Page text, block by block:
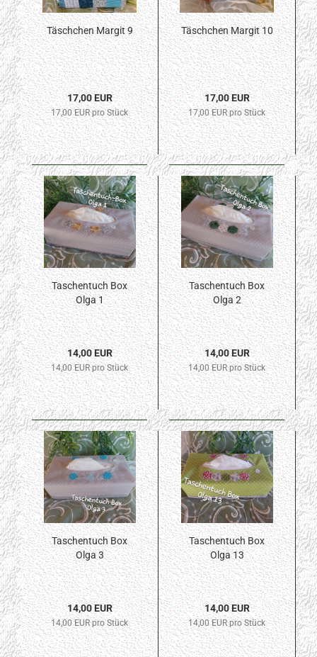
Täschchen Margit 9
17,00 EUR
17,00 EUR pro Stück
Täschchen Margit 10
17,00 EUR
17,00 EUR pro Stück
Taschentuch Box
Olga 1
14,00 EUR
14,00 EUR pro Stück
Taschentuch Box
Olga 2
14,00 EUR
14,00 EUR pro Stück
Taschentuch Box
Olga 3
14,00 EUR
14,00 EUR pro Stück
Taschentuch Box
Olga 13
14,00 EUR
14,00 EUR pro Stück